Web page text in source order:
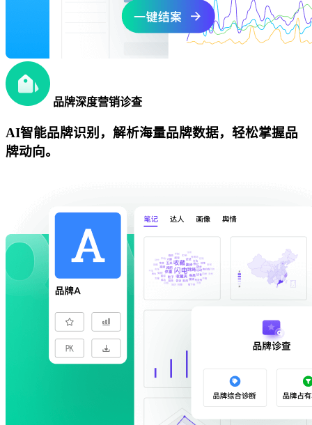
品牌深度营销诊查
AI智能品牌识别，解析海量品牌数据，轻松掌握品
牌动向。